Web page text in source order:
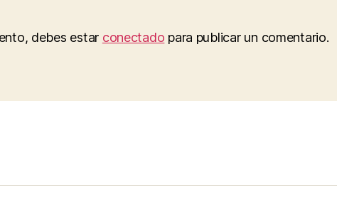
debes estar conectado para publicar un comentario.